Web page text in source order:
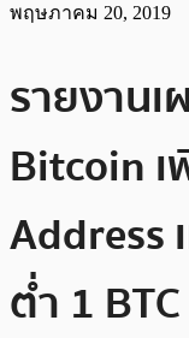
พฤษภาคม 20, 2019
รายงานเ
Bitcoin
Address
ต่ำ 1 BTC